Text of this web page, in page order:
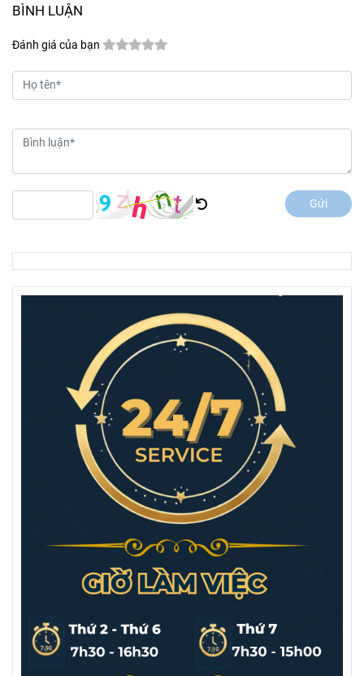
BÌNH LUẬN
Đánh giá của bạn
Gửi